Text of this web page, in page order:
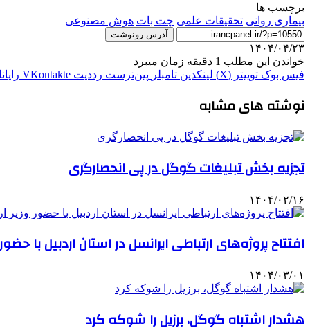
برچسب ها
بیماری روانی تحقیقات علمی چت بات هوش مصنوعی
آدرس رونوشت
۱۴۰۴/۰۴/۲۳
خواندن این مطلب 1 دقیقه زمان میبرد
فیس بوک توییتر (X) لینکدین ‫تامبلر ‫پین‌ترست ‫رددیت ‫VKontakte
نوشته های مشابه
تجزیه بخش تبلیغات گوگل در پی انحصارگری
۱۴۰۴/۰۲/۱۶
افتتاح پروژه‌های ارتباطی ایرانسل در استان اردبیل با
۱۴۰۴/۰۳/۰۱
هشدار اشتباه گوگل، برزیل را شوکه کرد